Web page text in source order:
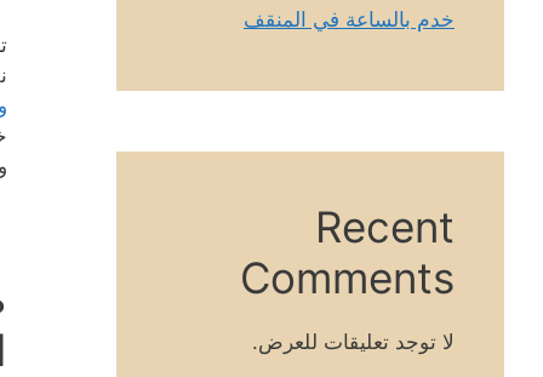
خدم بالساعة في المنقف
Recent
Comments
لا توجد تعليقات للعرض.